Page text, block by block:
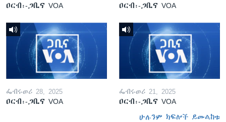
ዐርብ፡-ጋቢና VOA ዐርብ፡-ጋቢና VOA
ፌብሩወሪ 28, 2025
ዐርብ፡-ጋቢና VOA
ፌብሩወሪ 21, 2025
ዐርብ፡-ጋቢና VOA
ሁሉንም ክፍሎች ይመልከቱ